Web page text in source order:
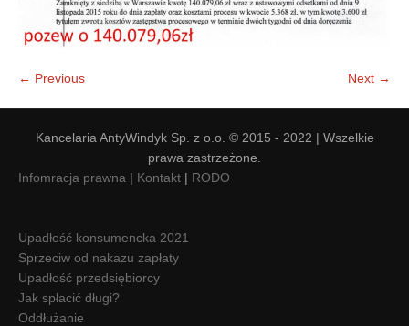
← Previous Next →
Kancelaria AntyWindyk Sp. z o.o. © 2015 - 2022 | Wszelkie
prawa zastrzeżone.
Infomracja prawna | Kontakt | RODO
Upadłość konsumencka 2021
Sprzeciw od nakazu zapłaty
Upadłość przedsiębiorcy
Jak spłacić długi?
Oddłużanie